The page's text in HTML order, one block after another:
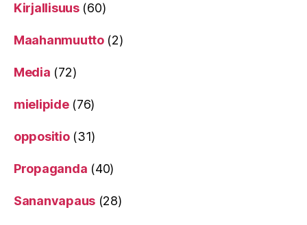
Kirjallisuus(60)
Maahanmuutto(2)
Media (72)
mielipide(76)
oppositio(31)
Propaganda (40)
Sananvapaus (28)